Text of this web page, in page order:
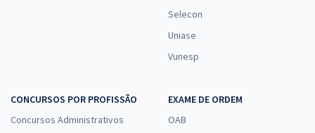
Selecon
Uniase
Vunesp
CONCURSOS POR PROFISSÃO
Concursos Administrativos
EXAME DE ORDEM
OAB